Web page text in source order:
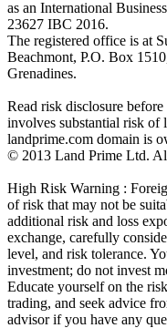
as an International
23627 IBC 2016.
The registered office is at
Beachmont, P.O. Box
Grenadines.
Read risk disclosure
involves substantial risk of
landprime.com domain is
© 2013 Land Prime Ltd.
High Risk Warning :
of risk that may not be
additional risk and loss
exchange, carefully
level, and risk tolerance.
investment; do not invest
Educate yourself on the
trading, and seek advice
advisor if you have any